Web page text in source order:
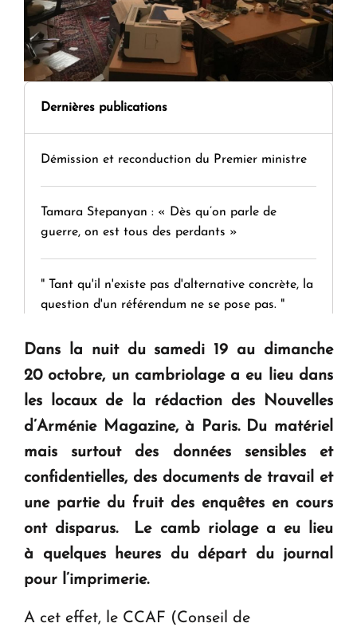
Dernières publications
Démission et reconduction du Premier ministre
Tamara Stepanyan : « Dès qu’on parle de
guerre, on est tous des perdants »
" Tant qu'il n'existe pas d'alternative concrète, la
question d'un référendum ne se pose pas. "
KASA : 30 ans d'audace, de résilience et d'avenir
en Arménie
Le premier hôtel Hyatt Regency d'Arménie
ouvrira ses portes à Dilijan
Dans la nuit du samedi 19 au dimanche
20 octobre, un cambriolage a eu lieu dans
les locaux de la rédaction des Nouvelles
d’Arménie Magazine, à Paris. Du matériel
mais surtout des données sensibles et
confidentielles, des documents de travail et
une partie du fruit des enquêtes en cours
ont disparus. Le camb riolage a eu lieu
à quelques heures du départ du journal
pour l’imprimerie.
A cet effet, le CCAF (Conseil de